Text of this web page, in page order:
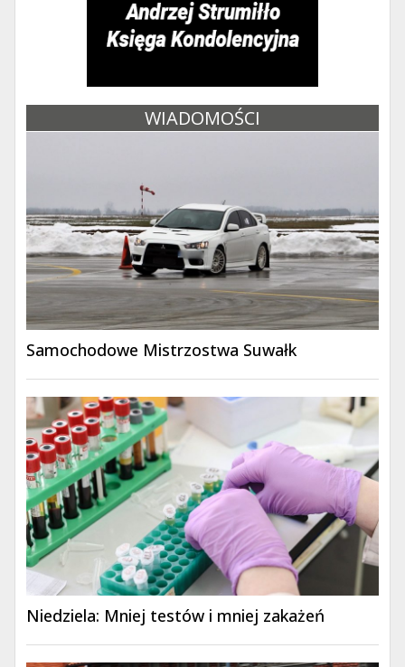
WIADOMOŚCI
Samochodowe Mistrzostwa Suwałk
Niedziela: Mniej testów i mniej zakażeń